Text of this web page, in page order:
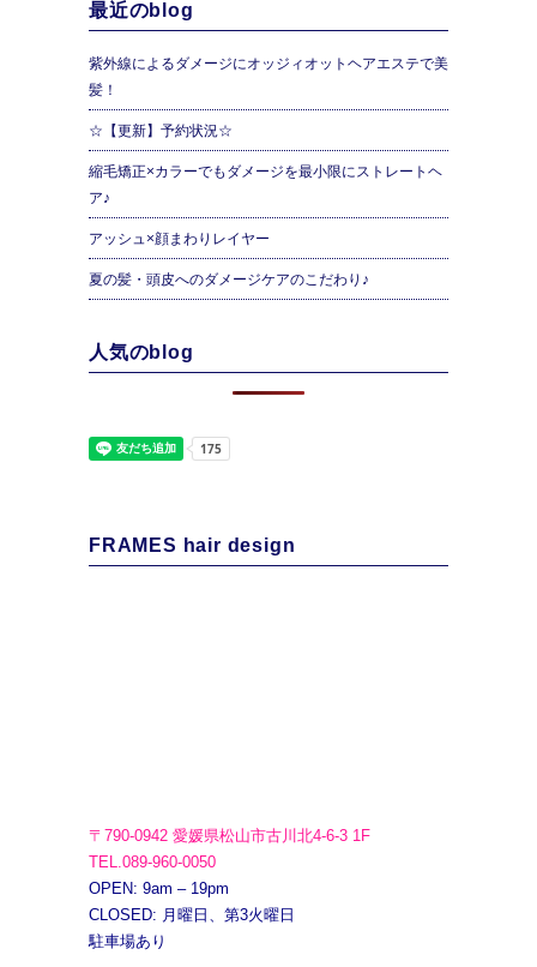
最近のblog
紫外線によるダメージにオッジィオットヘアエステで美
髪！
☆【更新】予約状況☆
縮毛矯正×カラーでもダメージを最小限にストレートヘ
ア♪
アッシュ×顔まわりレイヤー
夏の髪・頭皮へのダメージケアのこだわり♪
人気のblog
FRAMES hair design
〒790-0942 愛媛県松山市古川北4-6-3 1F
TEL.089-960-0050
OPEN: 9am – 19pm
CLOSED: 月曜日、第3火曜日
駐車場あり